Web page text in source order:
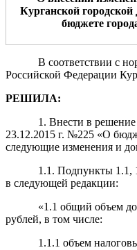
Курганской
бюджете
В соответствии с
Российской Федерации
РЕШИЛА:
1. Внести в
23.12.2015 г. №225 «О
следующие изменения и
1.1. Подпункты 1.1,
в следующей редакции:
«1.1 общий объем
рублей, в том числе:
1.1.1 объем